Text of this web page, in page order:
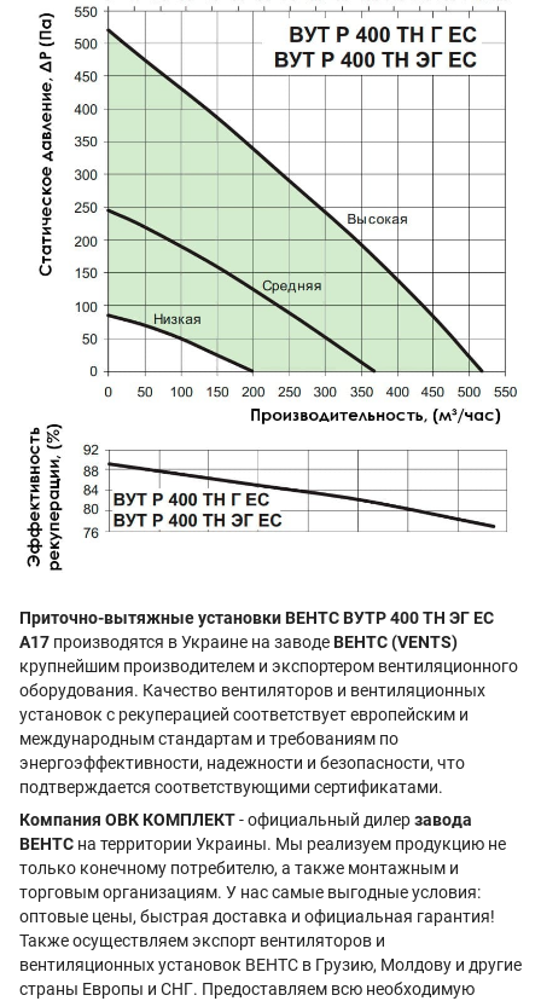
Приточно-вытяжные установки ВЕНТС ВУТР 400 ТН ЭГ EC
А17 производятся в Украине на заводеВЕНТС (VENTS)
крупнейшим производителем и экспортером вентиляционного
оборудования. Качество вентиляторов и вентиляционных
установок с рекуперацией соответствует европейским и
международным стандартам и требованиям по
энергоэффективности, надежности и безопасности, что
подтверждается соответствующими сертификатами.
Компания ОВК КОМПЛЕКТ- официальный дилерзавода
ВЕНТС на территории Украины. Мы реализуем продукцию не
только конечному потребителю, а также монтажным и
торговым организациям. У нас самые выгодные условия:
оптовые цены, быстрая доставка и официальная гарантия!
Также осуществляем экспорт вентиляторов и
вентиляционных установок ВЕНТС в Грузию, Молдову и другие
страны Европы и СНГ. Предоставляем всю необходимую